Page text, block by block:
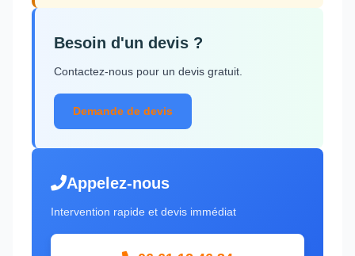
Besoin d'un devis ?
Contactez-nous pour un devis gratuit.
Demande de devis
Appelez-nous
Intervention rapide et devis immédiat